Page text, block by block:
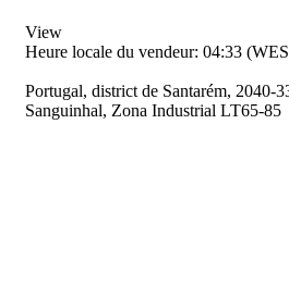
View
Heure locale du vendeur: 04:33
Portugal, district de Santarém, 2040-
Sanguinhal, Zona Industrial LT65-85